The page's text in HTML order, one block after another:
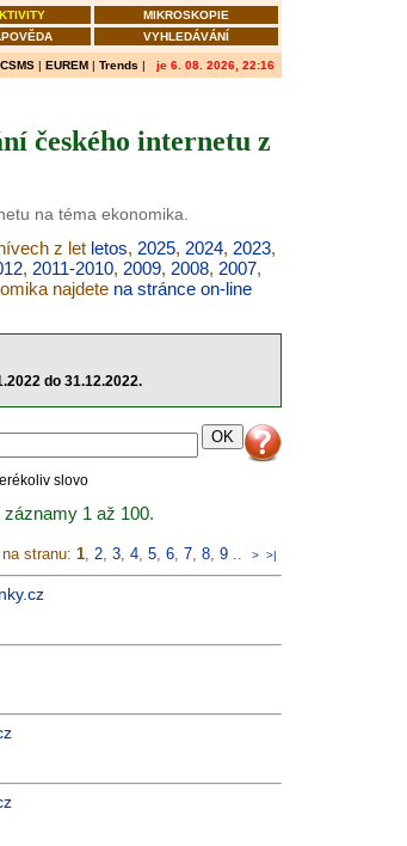
MIKROSKOPIE
VYHLEDÁVÁNÍ
CSMS | EUREM | Trends | je 6. 08. 2026, 22:16
českého internetu z
na téma ekonomika.
z let letos, 2025, 2024, 2023,
, 2011-2010, 2009, 2008, 2007,
najdete na stránce on-line
do 31.12.2022.
slovo
1 až 100.
stranu: 1, 2, 3, 4, 5, 6, 7, 8, 9 .. > >|